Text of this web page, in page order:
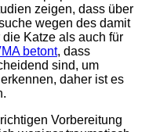
zeigen, dass über
wegen des damit
Katze als auch für
betont, dass
sind, um
daher ist es
Vorbereitung